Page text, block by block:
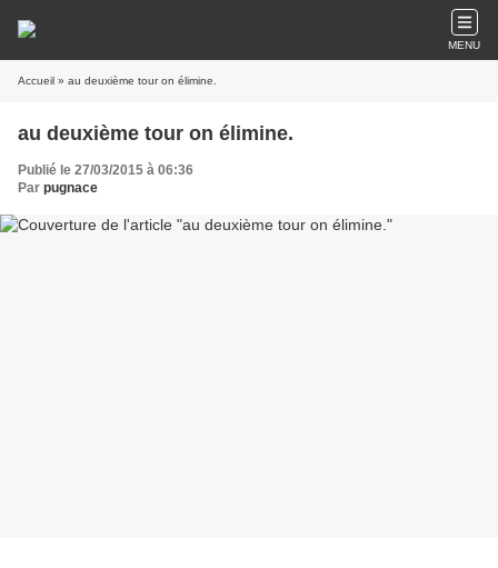
MENU
Accueil » au deuxième tour on élimine.
au deuxième tour on élimine.
Publié le 27/03/2015 à 06:36
Par pugnace